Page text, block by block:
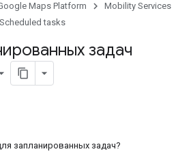
Maps Platform
Mobility Services
Scheduled tasks
задач
запланированных задач?